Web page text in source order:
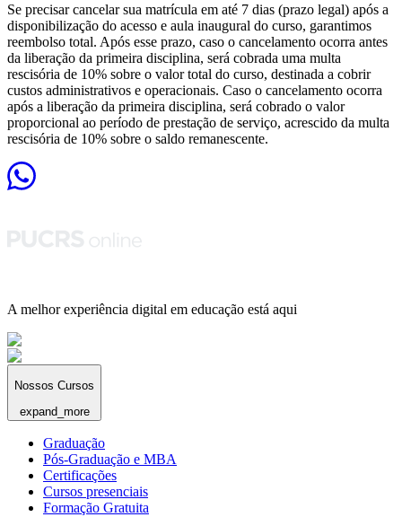
Se precisar cancelar sua matrícula em até 7 dias (prazo legal) após a
disponibilização do acesso e aula inaugural do curso, garantimos
reembolso total. Após esse prazo, caso o cancelamento ocorra antes
da liberação da primeira disciplina, será cobrada uma multa
rescisória de 10% sobre o valor total do curso, destinada a cobrir
custos administrativos e operacionais. Caso o cancelamento ocorra
após a liberação da primeira disciplina, será cobrado o valor
proporcional ao período de prestação de serviço, acrescido da multa
rescisória de 10% sobre o saldo remanescente.
A melhor experiência digital em educação está aqui
Nossos Cursos
expand_more
Graduação
Pós-Graduação e MBA
Certificações
Cursos presenciais
Formação Gratuita